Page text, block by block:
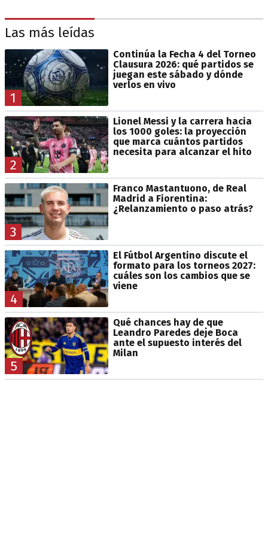
Las más leídas
1
Continúa la Fecha 4 del Torneo
Clausura 2026: qué partidos se
juegan este sábado y dónde
verlos en vivo
2
Lionel Messi y la carrera hacia
los 1000 goles: la proyección
que marca cuántos partidos
necesita para alcanzar el hito
3
Franco Mastantuono, de Real
Madrid a Fiorentina:
¿Relanzamiento o paso atrás?
4
El Fútbol Argentino discute el
formato para los torneos 2027:
cuáles son los cambios que se
viene
5
Qué chances hay de que
Leandro Paredes deje Boca
ante el supuesto interés del
Milan